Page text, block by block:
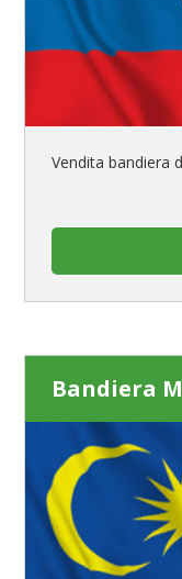
Vendita bandiera
Bandiera